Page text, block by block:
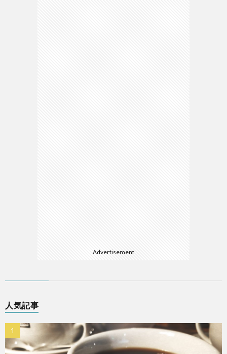
Advertisement
人気記事